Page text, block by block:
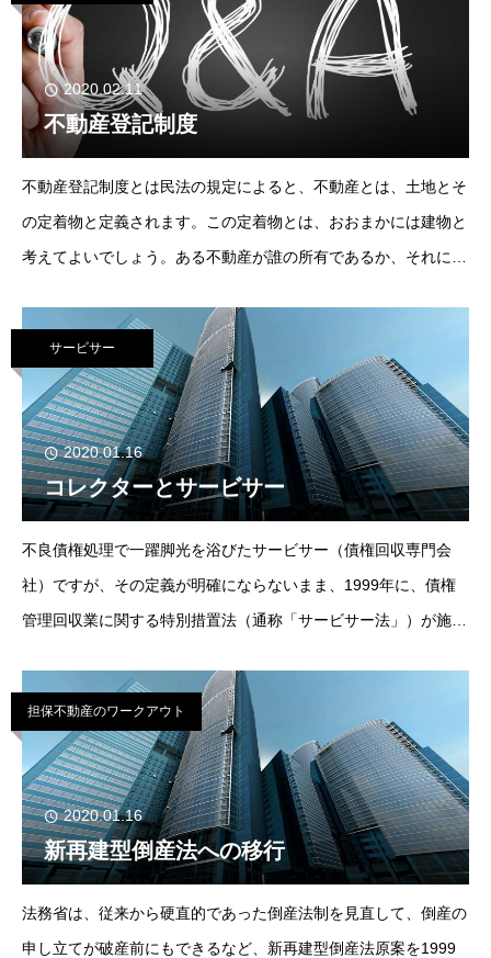
2020.02.11
不動産登記制度
不動産登記制度とは民法の規定によると、不動産とは、土地とそ
の定着物と定義されます。この定着物とは、おおまかには建物と
考えてよいでしょう。ある不動産が誰の所有であるか、それにど
です。ですから、不動産を安心して取引す
サービサー
2020.01.16
コレクターとサービサー
不良債権処理で一躍脚光を浴びたサービサー（債権回収専門会
社）ですが、その定義が明確にならないまま、1999年に、債権
管理回収業に関する特別措置法（通称「サービサー法」）が施工
後も増え続けています。もともとサービ
担保不動産のワークアウト
2020.01.16
新再建型倒産法への移行
法務省は、従来から硬直的であった倒産法制を見直して、倒産の
申し立てが破産前にもできるなど、新再建型倒産法原案を1999